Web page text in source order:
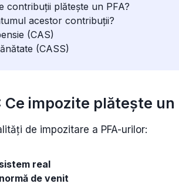
contribuții plătește un PFA?
acestor contribuții?
(CAS)
(CASS)
Ce impozite plătește un
de impozitare a PFA-urilor:
real
de venit